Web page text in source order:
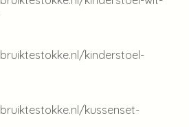
kinderstoel-
kussenset-